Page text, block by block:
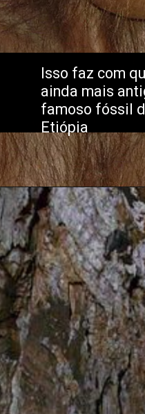
Isso faz com
ainda mais
famoso fóssil
Etiópia